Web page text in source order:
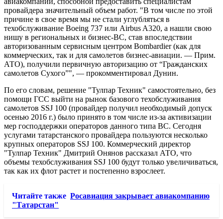
провайдера значительный объем работ. "В том числе по этой
причине в свое время мы не стали углубляться в
техобслуживание Boeing 737 или Airbus A320, а нашли свою
нишу в региональных и бизнес-ВС, став впоследствии
авторизованным сервисным центром Bombardier (как для
коммерческих, так и для самолетов бизнес-авиации. — Прим.
АТО), получили первичную авторизацию от “Гражданских
самолетов Сухого”", — прокомментировал Дунин.
По его словам, решение "Тулпар Техник" самостоятельно, без
помощи ГСС выйти на рынок базового техобслуживания
самолетов SSJ 100 (провайдер получил необходимый допуск
осенью 2016 г.) было принято в том числе из-за активизации
мер господдержки операторов данного типа ВС. Сегодня
услугами татарстанского провайдера пользуются несколько
крупных операторов SSJ 100. Коммерческий директор
"Тулпар Техник" Дмитрий Онянов рассказал АТО, что
объемы техобслуживания SSJ 100 будут только увеличиваться,
так как их флот растет и постепенно взрослеет.
Читайте также Росавиация закрывает авиакомпанию
"Татарстан"